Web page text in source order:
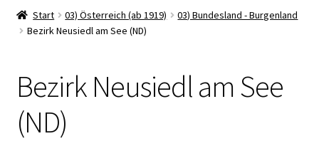
Start 03) Österreich (ab 1919)
03) Bundesland - Burgenland
Bezirk Neusiedl am See (ND)
Bezirk Neusiedl am See
(ND)